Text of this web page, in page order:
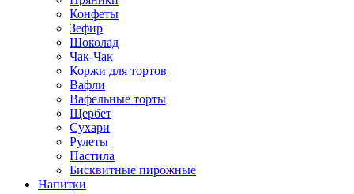
Конфеты
Зефир
Шоколад
Чак-Чак
Коржи для тортов
Вафли
Вафельные торты
Щербет
Сухари
Рулеты
Пастила
Бисквитные пирожные
Напитки